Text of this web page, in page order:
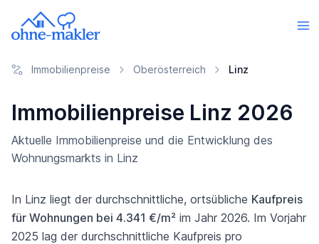
Immobilienpreise Oberösterreich Linz
Immobilienpreise Linz 2026
Aktuelle Immobilienpreise und die Entwicklung des
Wohnungsmarkts in Linz
In Linz liegt der durchschnittliche, ortsübliche Kaufpreis
für Wohnungen bei 4.341 €/m² im Jahr 2026. Im Vorjahr
2025 lag der durchschnittliche Kaufpreis pro